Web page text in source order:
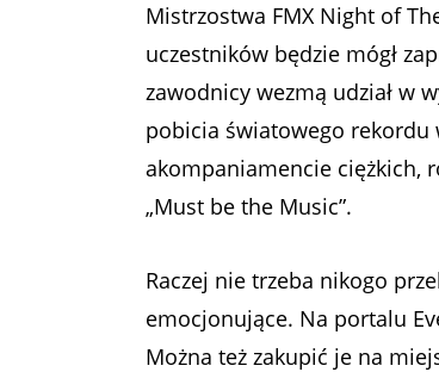
Mistrzostwa FMX Night of
uczestników będzie mógł
zawodnicy wezmą udział w
pobicia światowego rekordu
akompaniamencie ciężkich,
„Must be the Music”.
Raczej nie trzeba nikogo
emocjonujące. Na portalu
Można też zakupić je na